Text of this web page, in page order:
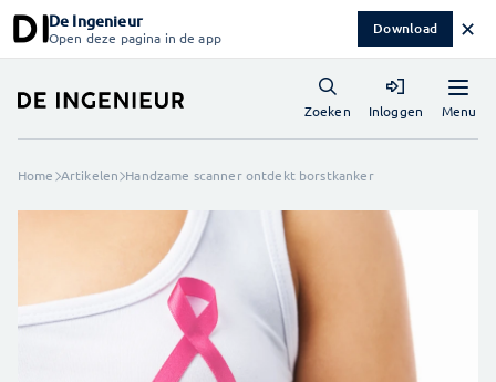
De Ingenieur
Open deze pagina in de app Download ✕
Menu
Zoeken Inloggen
Home Artikelen Handzame scanner ontdekt borstkanker